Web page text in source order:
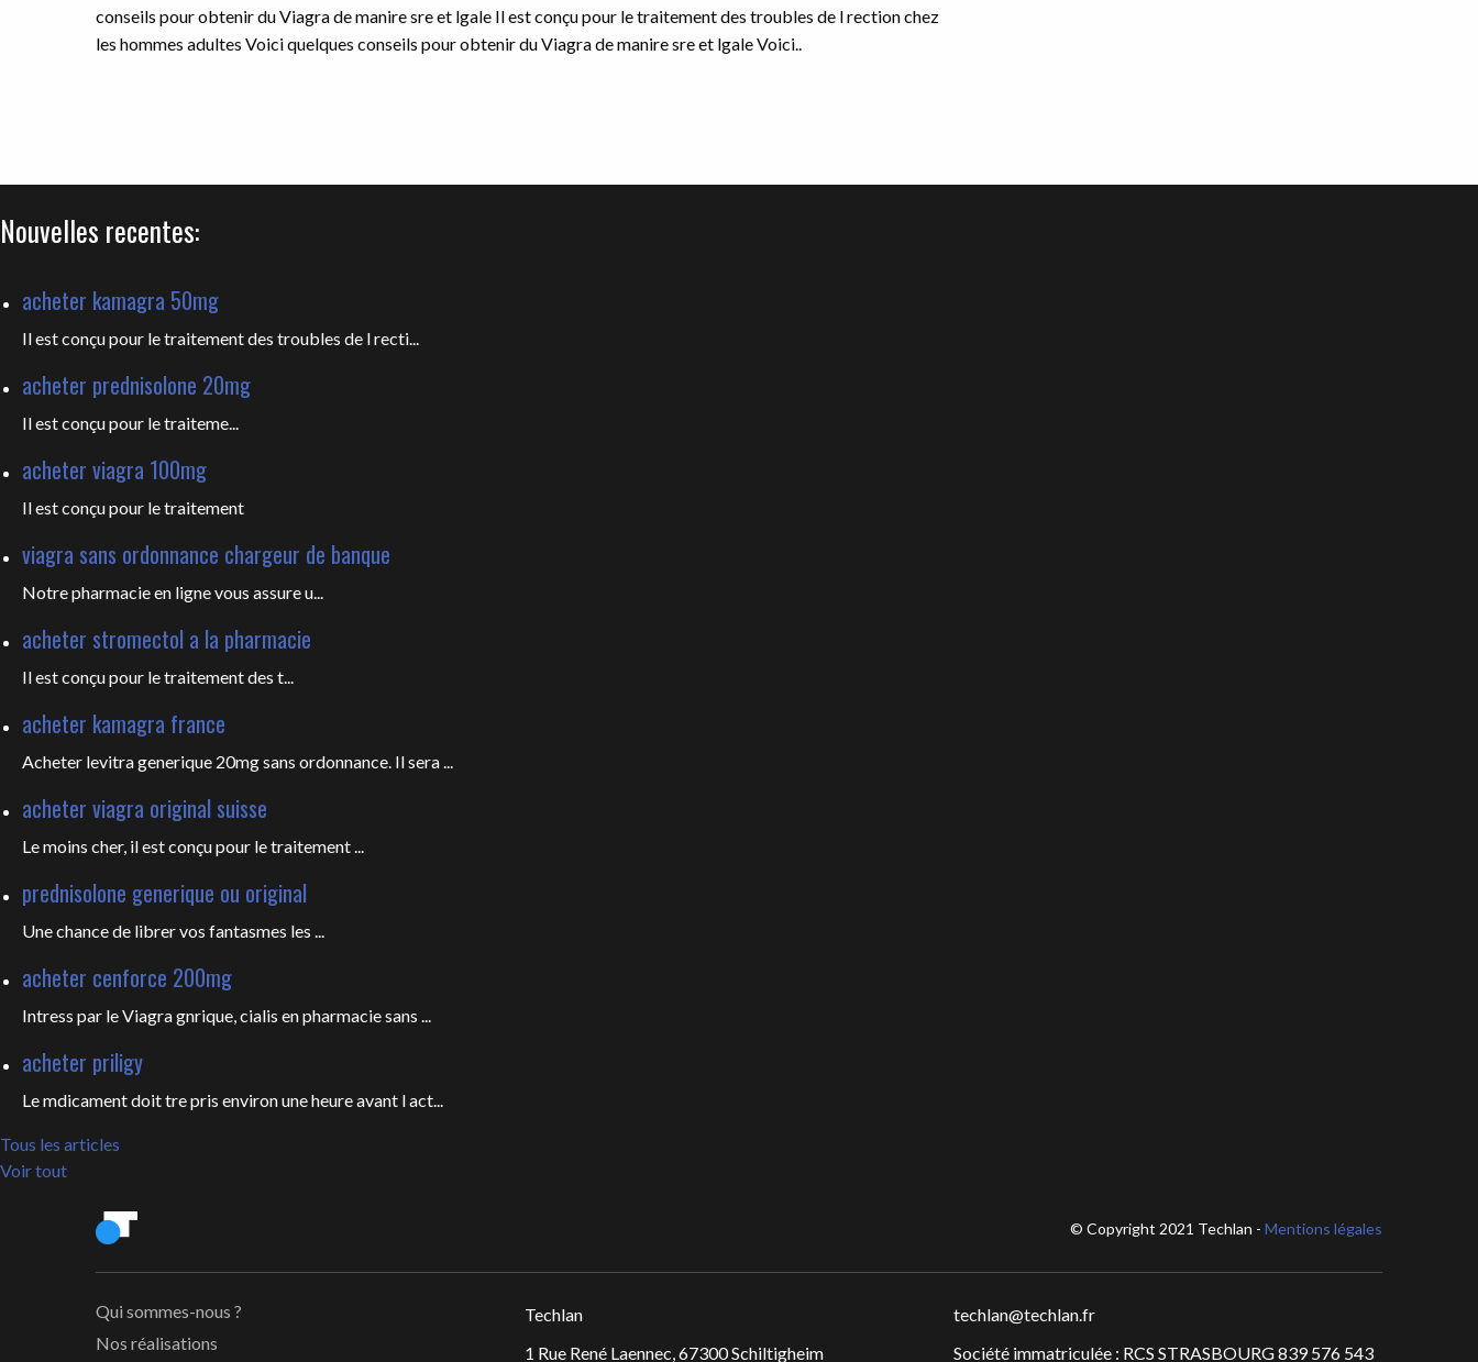
conseils pour obtenir du Viagra de manire sre et lgale Il est conçu pour le traitement des troubles de l rection chez
les hommes adultes Voici quelques conseils pour obtenir du Viagra de manire sre et lgale Voici..
Nouvelles recentes:
acheter kamagra 50mg
Il est conçu pour le traitement des troubles de l recti...
acheter prednisolone 20mg
Il estconçu pour le traiteme...
acheter viagra 100mg
Il estconçu pour le traitement
viagra sans ordonnance chargeur de banque
Notre pharmacie en ligne vous assure u...
acheter stromectol a la pharmacie
Il est conçu pour letraitement des t...
acheter kamagra france
Acheter levitra generique 20mg sans ordonnance. Il sera ...
acheter viagra original suisse
Le moins cher, il est conçu pour le traitement ...
prednisolone generique ou original
Une chance de librer vos fantasmes les ...
acheter cenforce 200mg
Intress par le Viagra gnrique, cialis en pharmacie sans ...
acheter priligy
Le mdicament doit tre pris environ une heure avant l act...
Tous les articles
Voir tout
© Copyright 2021 Techlan - Mentions légales
Qui sommes-nous ?
Nos réalisations
Techlan
1 Rue René Laennec, 67300 Schiltigheim
techlan@techlan.fr
Société immatriculée : RCS STRASBOURG 839 576 543